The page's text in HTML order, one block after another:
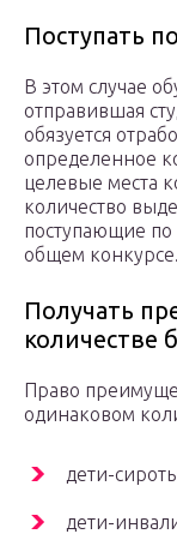
Поступать
В этом случае
отправившая
обязуется
определенное
целевые места
количество
поступающие по
общем конкурсе.
Получать
количестве
Право
одинаковом
дети-
дети-